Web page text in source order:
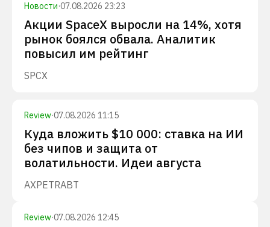
Новости·07.08.2026 23:23
Акции SpaceX выросли на 14%, хотя
рынок боялся обвала. Аналитик
повысил им рейтинг
SPCX
Review·07.08.2026 11:15
Куда вложить $10 000: ставка на ИИ
без чипов и защита от
волатильности. Идеи августа
AXPETRABT
Review·07.08.2026 12:45